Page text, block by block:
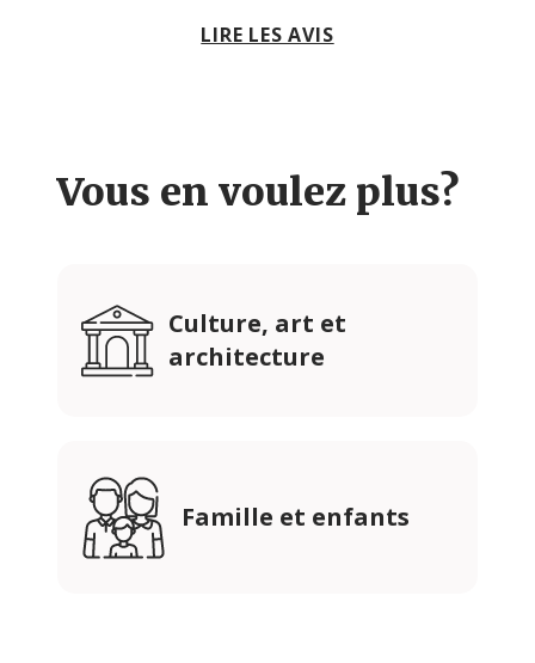
LIRE LES AVIS
Vous en voulez plus?
Culture, art et
architecture
Famille et enfants